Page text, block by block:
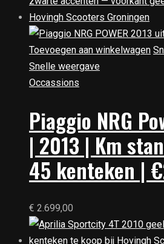
Toevoegen aan winkelwagen
Snelle weergave
Occassions
Piaggio NRG
| 2013 | Km
45 kenteken |
€ 2.699,00